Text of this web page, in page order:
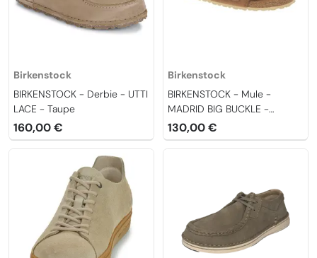
Birkenstock
BIRKENSTOCK - Derbie - UTTI
LACE - Taupe
160,00 €
Birkenstock
BIRKENSTOCK - Mule -
MADRID BIG BUCKLE -
Cognac
130,00 €